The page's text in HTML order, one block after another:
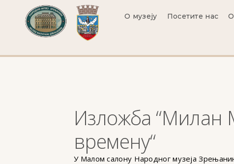
О музеју Посетите нас
Изложба “Милан
времену“
У Малом салону Народног музеја